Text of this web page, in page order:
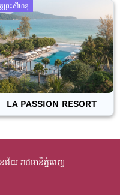
តព្រះសីហនុ
LA PASSION RESORT
យ រាជធានីភ្នំពេញ